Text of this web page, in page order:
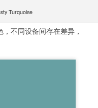
Turquoise
不同设备间存在差异，